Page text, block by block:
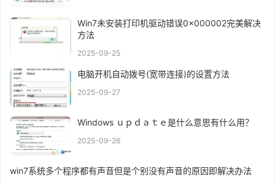
Win7未安装打印机驱动错误0x000002完美解决
方法
2025-09-25
电脑开机自动拨号(宽带连接)的设置方法
2025-09-27
Windows ｕｐｄａｔｅ是什么意思有什么用？
2025-09-26
win7系统多个程序都有声音但是个别没有声音的原因即解决办法